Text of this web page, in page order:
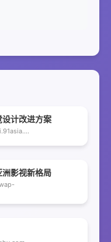
计改进方案
https://nanpingshi.91asia.my
影视新格局